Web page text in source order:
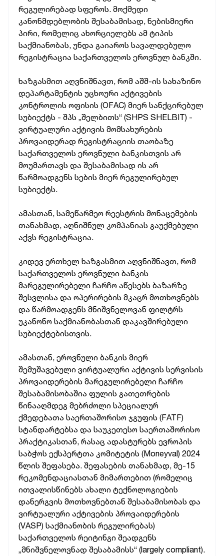
რეგულირებად სფეროს. მოქმედი
კანონმდებლობის შესაბამისად, ნებისმიერი
პირი, რომელიც ახორციელებს ამ ტიპის
საქმიანობას, უნდა გაიაროს სავალდებულო
რეგისტრაცია საქართველოს ეროვნულ ბანკში.
ხაზგასმით აღვნიშნავთ, რომ აშშ-ის სახაზინო
დეპარტამენტის უცხოური აქტივების
კონტროლის ოფისის (OFAC) მიერ სანქცირებულ
სუბიექტს - შპს „შელბითს“ (SHPS SHELBIT) -
ვირტუალური აქტივის მომსახურების
პროვაიდერად რეგისტრაციის თაობაზე
საქართველოს ეროვნული ბანკისთვის არ
მოუმართავს და შესაბამისად ის არ
წარმოადგენს სების მიერ რეგულირებულ
სუბიექტს.
ამასთან, სამეწარმეო რეესტრის მონაცემების
თანახმად, აღნიშნულ კომპანიას გაუქმებული
აქვს რეგისტრაცია.
კიდევ ერთხელ ხაზგასმით აღვნიშნავთ, რომ
საქართველოს ეროვნული ბანკის
მარეგულირებელი ჩარჩო აწესებს ბაზარზე
შესვლისა და ოპერირების მკაცრ მოთხოვნებს
და წარმოადგენს მნიშვნელოვან ფილტრს
უკანონო საქმიანობასთან დაკავშირებული
სუბიექტებისთვის.
ამასთან, ეროვნული ბანკის მიერ
შემუშავებული ვირტუალური აქტივის სერვისის
პროვაიდერების მარეგულირებელი ჩარჩო
შესაბამისობაშია ფულის გათეთრების
წინააღმდეგ მებრძოლი სპეციალურ
ქმედებათა საერთაშორისო ჯგუფის (FATF)
სტანდარტებსა და საუკეთესო საერთაშორისო
პრაქტიკასთან, რასაც ადასტურებს ევროპის
საბჭოს ექსპერტთა კომიტეტის (Moneyval) 2024
წლის შეფასება. შეფასების თანახმად, მე-15
რეკომენდაციასთან მიმართებით (რომელიც
ითვალისწინებს ახალი ტექნოლოგიების
დანერგვის მოთხოვნებთან შესაბამისობას და
ვირტუალური აქტივების პროვაიდერების
(VASP) საქმიანობის რეგულირებას)
საქართველოს რეიტინგი შეადგენს
„მნიშვნელოვნად შესაბამისს“ (largely compliant).